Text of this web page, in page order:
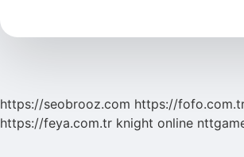
Nelerdir
https://seobrooz.com https://
https://feya.com.tr knight online